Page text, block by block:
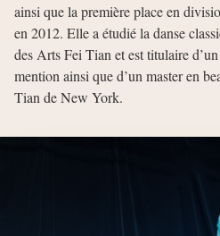
ainsi que la première place en
en 2012. Elle a étudié la danse
des Arts Fei Tian et est titulaire
mention ainsi que d’un master en
Tian de New York.